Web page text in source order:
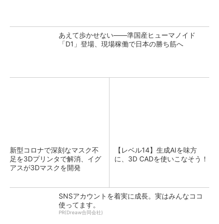
あえて歩かせない――準国産ヒューマノイド
「D1」登場、現場稼働で日本の勝ち筋へ
新型コロナで深刻なマスク不
足を3Dプリンタで解消、イグ
アスが3Dマスクを開発
【レベル14】生成AIを味方
に、3D CADを使いこなそう！
SNSアカウントを着実に成長。実はみんなココ
使ってます。
PR(Dreaw合同会社)